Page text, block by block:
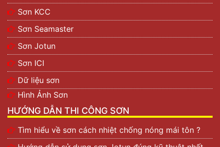
Sơn KCC
Sơn Seamaster
Sơn Jotun
Sơn ICI
Dữ liệu sơn
Hình Ảnh Sơn
HƯỚNG DẪN THI CÔNG SƠN
Tìm hiểu về sơn cách nhiệt chống nóng mái tôn ?